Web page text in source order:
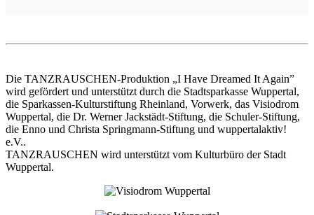
Die TANZRAUSCHEN-Produktion „I Have Dreamed It Again”
wird gefördert und unterstützt durch die Stadtsparkasse Wuppertal,
die Sparkassen-Kulturstiftung Rheinland, Vorwerk, das Visiodrom
Wuppertal, die Dr. Werner Jackstädt-Stiftung, die Schuler-Stiftung,
die Enno und Christa Springmann-Stiftung und wuppertalaktiv!
e.V..
TANZRAUSCHEN wird unterstützt vom Kulturbüro der Stadt
Wuppertal.